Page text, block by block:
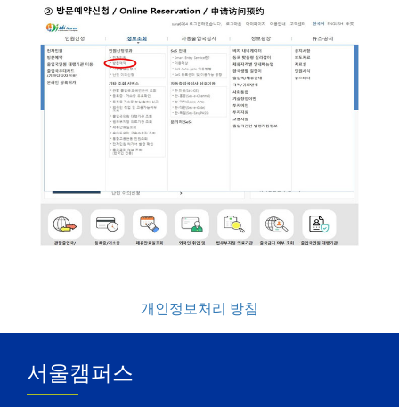
개인정보처리 방침
서울캠퍼스